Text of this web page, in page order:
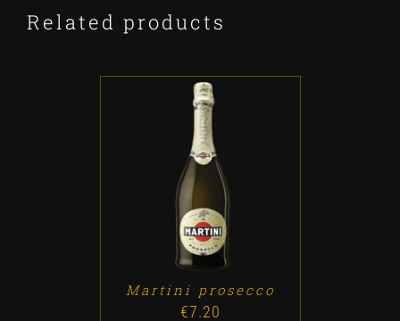
Related products
ADD TO CART DETALLES
Martini prosecco
€7.20